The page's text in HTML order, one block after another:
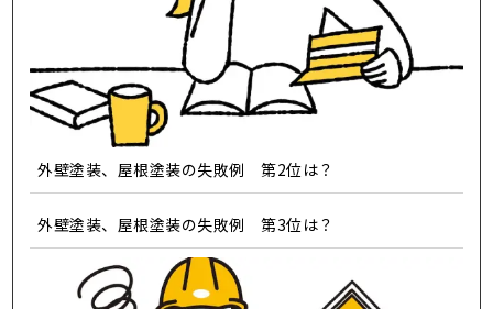
外壁塗装、屋根塗装の失敗例 第2位は？
外壁塗装、屋根塗装の失敗例 第3位は？